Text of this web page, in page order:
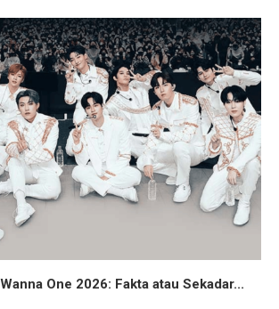
One 2026: Fakta atau Sekadar...